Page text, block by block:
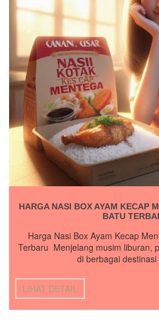
HARGA NASI BOX AYAM KECAP
BATU
Harga Nasi Box Ayam Kecap
Terbaru Menjelang musim liburan,
di berbagai destinasi
LIHAT DETAIL